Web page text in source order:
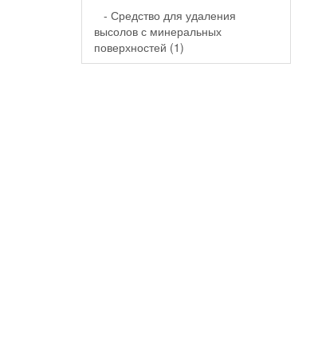
- Средство для удаления
высолов с минеральных
поверхностей (1)